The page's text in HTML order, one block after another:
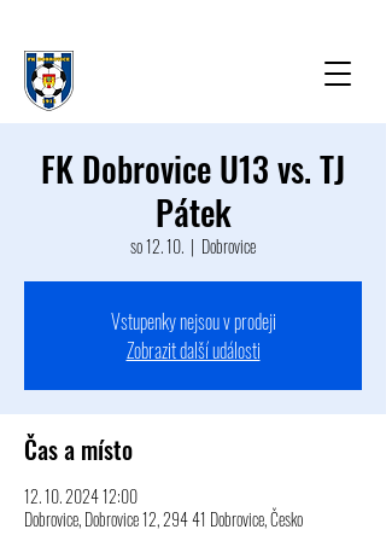
FK Dobrovice U13 vs. TJ
Pátek
so 12. 10.
  |
Dobrovice
Vstupenky nejsou v prodeji
Zobrazit další události
Čas a místo
12. 10. 2024 12:00
Dobrovice, Dobrovice 12, 294 41 Dobrovice, Česko